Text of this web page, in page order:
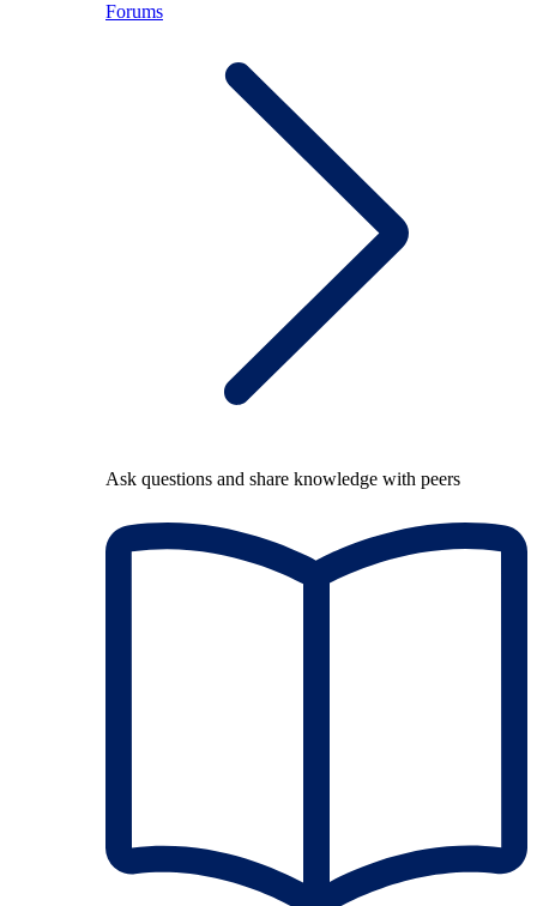
Forums
Ask questions and share knowledge with peers